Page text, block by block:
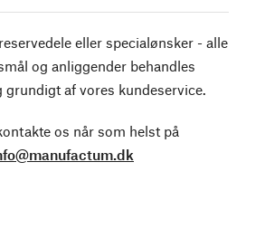
eller specialønsker - alle
og anliggender behandles
grundigt af vores kundeservice.
os når som helst på